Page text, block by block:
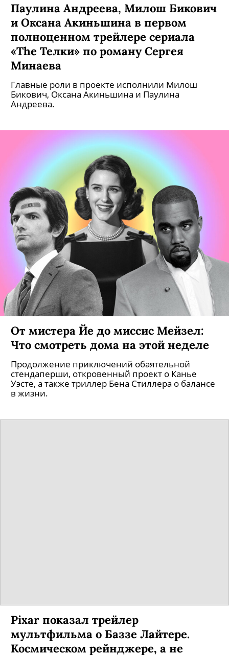
Паулина Андреева, Милош Бикович
и Оксана Акиньшина в первом
полноценном трейлере сериала
«The Телки» по роману Сергея
Минаева
Главные роли в проекте исполнили Милош
Бикович, Оксана Акиньшина и Паулина
Андреева.
От мистера Йе до миссис Мейзел:
Что смотреть дома на этой неделе
Продолжение приключений обаятельной
стендаперши, откровенный проект о Канье
Уэсте, а также триллер Бена Стиллера о балансе
в жизни.
Pixar показал трейлер
мультфильма о Баззе Лайтере.
Космическом рейнджере, а не